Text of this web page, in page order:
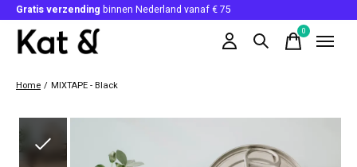
Gratis verzending binnen Nederland vanaf € 75
0items
Home / MIXTAPE - Black